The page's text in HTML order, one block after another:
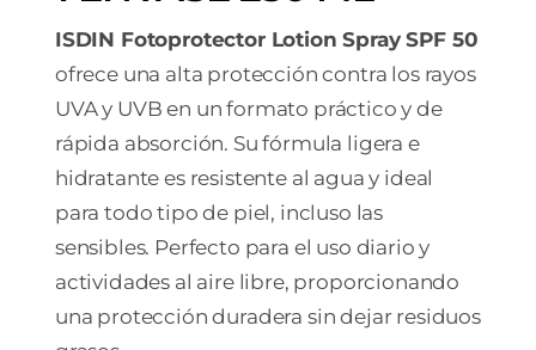
ISDIN Fotoprotector Lotion Spray SPF 50
ofrece una alta protección contra los rayos
UVA y UVB en un formato práctico y de
rápida absorción. Su fórmula ligera e
hidratante es resistente al agua y ideal
para todo tipo de piel, incluso las
sensibles. Perfecto para el uso diario y
actividades al aire libre, proporcionando
una protección duradera sin dejar residuos